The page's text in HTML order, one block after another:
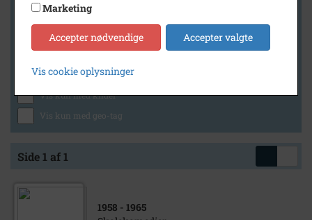
Generelt
Vis kun med billeder
Vis kun med lydklip
Vis kun med kilder
Vis kun med geo-tag
Side 1 af 1
1958 - 1965
Marketing
Accepter nødvendige Accepter valgte
Vis cookie oplysninger